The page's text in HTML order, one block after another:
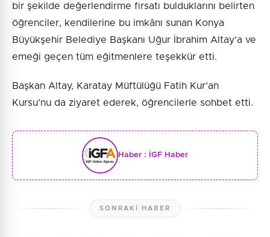
bir şekilde değerlendirme fırsatı bulduklarını belirten
öğrenciler, kendilerine bu imkânı sunan Konya
Büyükşehir Belediye Başkanı Uğur İbrahim Altay’a ve
emeği geçen tüm eğitmenlere teşekkür etti.
Başkan Altay, Karatay Müftülüğü Fatih Kur’an
Kursu’nu da ziyaret ederek, öğrencilerle sohbet etti.
Haber : İGF Haber
SONRAKI HABER